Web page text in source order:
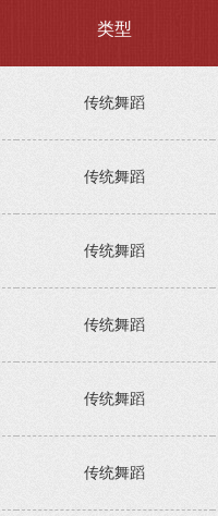
类型
传统舞蹈
传统舞蹈
传统舞蹈
传统舞蹈
传统舞蹈
传统舞蹈